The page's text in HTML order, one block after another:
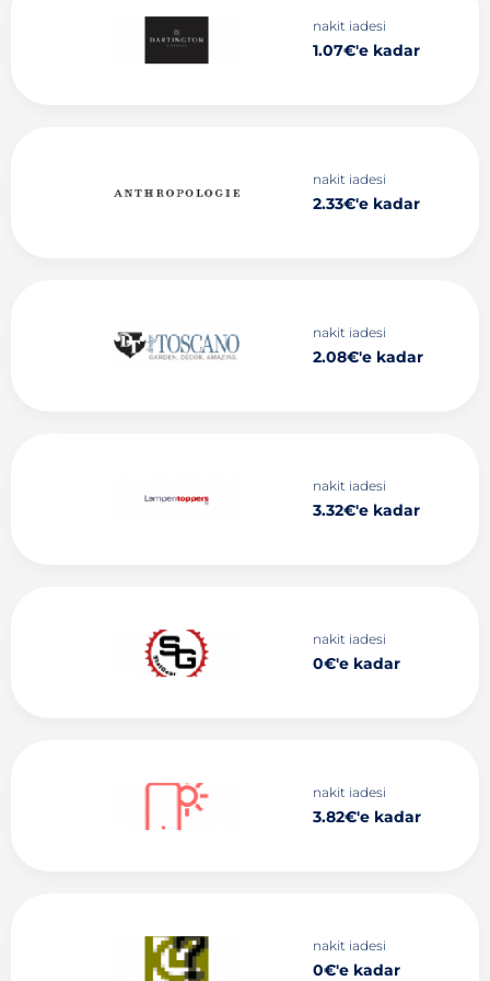
nakit iadesi
1.07€'e kadar
nakit iadesi
2.33€'e kadar
nakit iadesi
2.08€'e kadar
nakit iadesi
3.32€'e kadar
nakit iadesi
0€'e kadar
nakit iadesi
3.82€'e kadar
nakit iadesi
0€'e kadar